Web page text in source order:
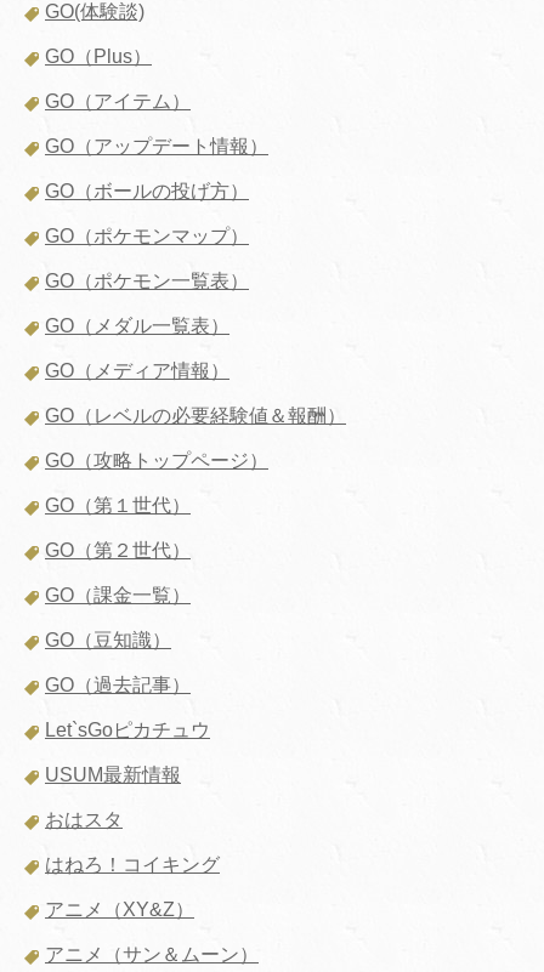
GO(体験談)
GO（Plus）
GO（アイテム）
GO（アップデート情報）
GO（ボールの投げ方）
GO（ポケモンマップ）
GO（ポケモン一覧表）
GO（メダル一覧表）
GO（メディア情報）
GO（レベルの必要経験値＆報酬）
GO（攻略トップページ）
GO（第１世代）
GO（第２世代）
GO（課金一覧）
GO（豆知識）
GO（過去記事）
Let`sGoピカチュウ
USUM最新情報
おはスタ
はねろ！コイキング
アニメ（XY&Z）
アニメ（サン＆ムーン）